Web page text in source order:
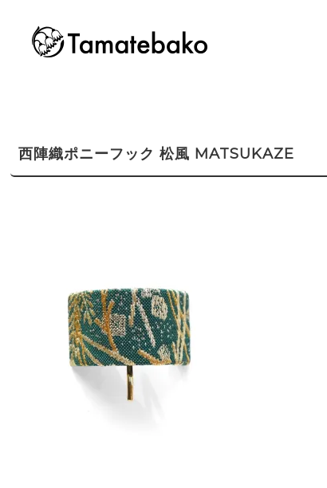
西陣織ポニーフック 松風 MATSUKAZE